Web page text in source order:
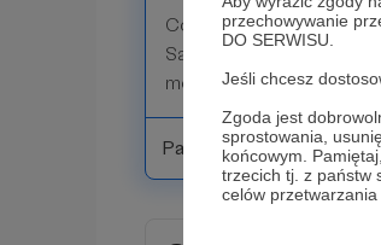
przechowywanie
DO SERWISU.
Jeśli chcesz
Zgoda jest
sprostowania,
końcowym.
trzecich tj. z państw
celów
Co zyskujesz?
Satysfakcję, że jesteś w
możemy więcej!
Patroni: 3